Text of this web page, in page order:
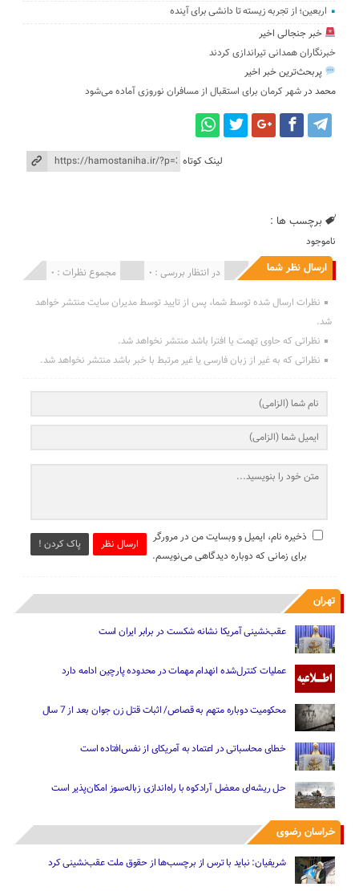
اربعین؛ از تجربه زیسته تا دانشی برای آینده
خبر جنجالی اخیر
خبرنگاران همدانی تیراندازی کردند
پربحث‌ترین خبر اخیر
محمد درشهر کرمان برای استقبال از مسافران نوروزی آماده می‌شود
لینک کوتاه
برچسب ها :
ناموجود
ارسال نظر شما مجموع نظرات : 0 در انتظار بررسی : 0 انتشار یافته : 0
نظرات ارسال شده توسط شما، پس از تایید توسط مدیران سایت منتشر خواهد
شد.
نظراتی که حاوی تهمت یا افترا باشد منتشر نخواهد شد.
نظراتی که به غیر از زبان فارسی یا غیر مرتبط با خبر باشد منتشر نخواهد شد.
ارسال نظر پاک کردن !
ذخیره نام، ایمیل و وبسایت من در مرورگر
برای زمانی که دوباره دیدگاهی می‌نویسم.
تهران
عقب‌نشینی آمریکا نشانه شکست در برابر ایران است
عملیات کنترل‌شده انهدام مهمات در محدوده پارچین ادامه دارد
محکومیت دوباره متهم به قصاص/ اثبات قتل زن جوان بعد از 7 سال
خطای محاسباتی در اعتماد به آمریکای از نفس‌افتاده است
حل ریشه‌ای معضل آرادکوه با راه‌اندازی زباله‌سوز امکان‌پذیر است
خراسان رضوی
شریفیان: نباید با ترس از برچسب‌ها از حقوق ملت عقب‌نشینی کرد